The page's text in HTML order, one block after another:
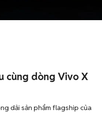
cùng dòng Vivo X
dải sản phẩm flagship của